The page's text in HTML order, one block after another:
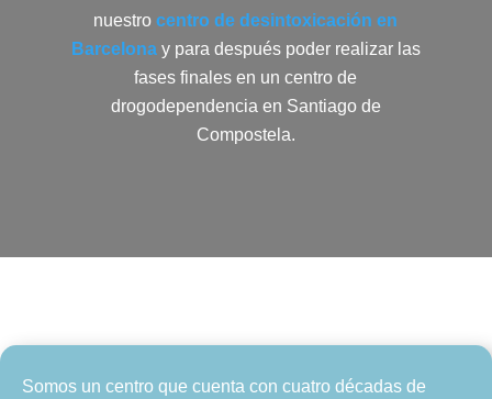
nuestrocentro de desintoxicación en
Barcelonay para después poder realizar las
fases finales en un centro de
drogodependencia en Santiago de
Compostela.
Somos un centro que cuenta con cuatro décadas de